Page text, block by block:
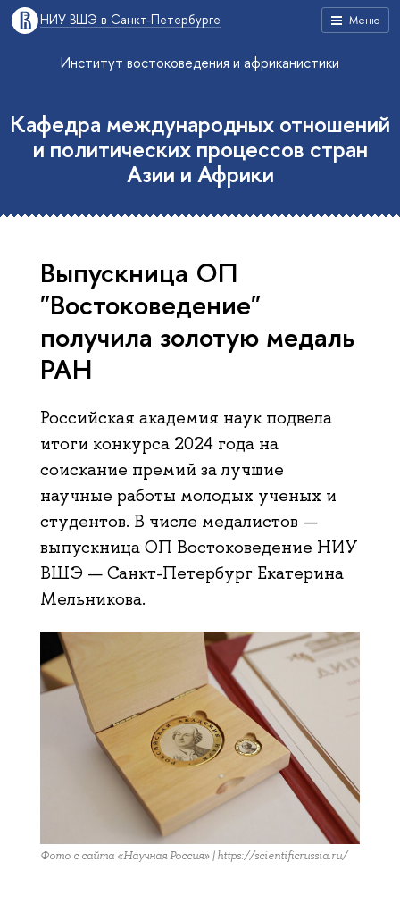
Меню
НИУ ВШЭ в Санкт-Петербурге
Институт востоковедения и африканистики
Кафедра международных отношений
и политических процессов стран
Азии и Африки
Выпускница ОП
"Востоковедение"
получила золотую медаль
РАН
Российская академия наук подвела
итоги конкурса 2024 года на
соискание премий за лучшие
научные работы молодых ученых и
студентов. В числе медалистов —
выпускница ОП Востоковедение НИУ
ВШЭ — Санкт-Петербург Екатерина
Мельникова.
Фото с сайта «Научная Россия» | https://scientificrussia.ru/